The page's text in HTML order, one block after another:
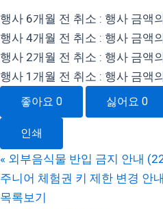
행사 6개월 전 취소 : 행사 금액
행사 4개월 전 취소 : 행사 금액
행사 2개월 전 취소 : 행사 금액
행사 1개월 전 취소 : 행사 금액
좋아요 0 싫어요 0
인쇄
« 외부음식물 반입 금지 안내
주니어 체험권 키 제한 변경 안
목록보기